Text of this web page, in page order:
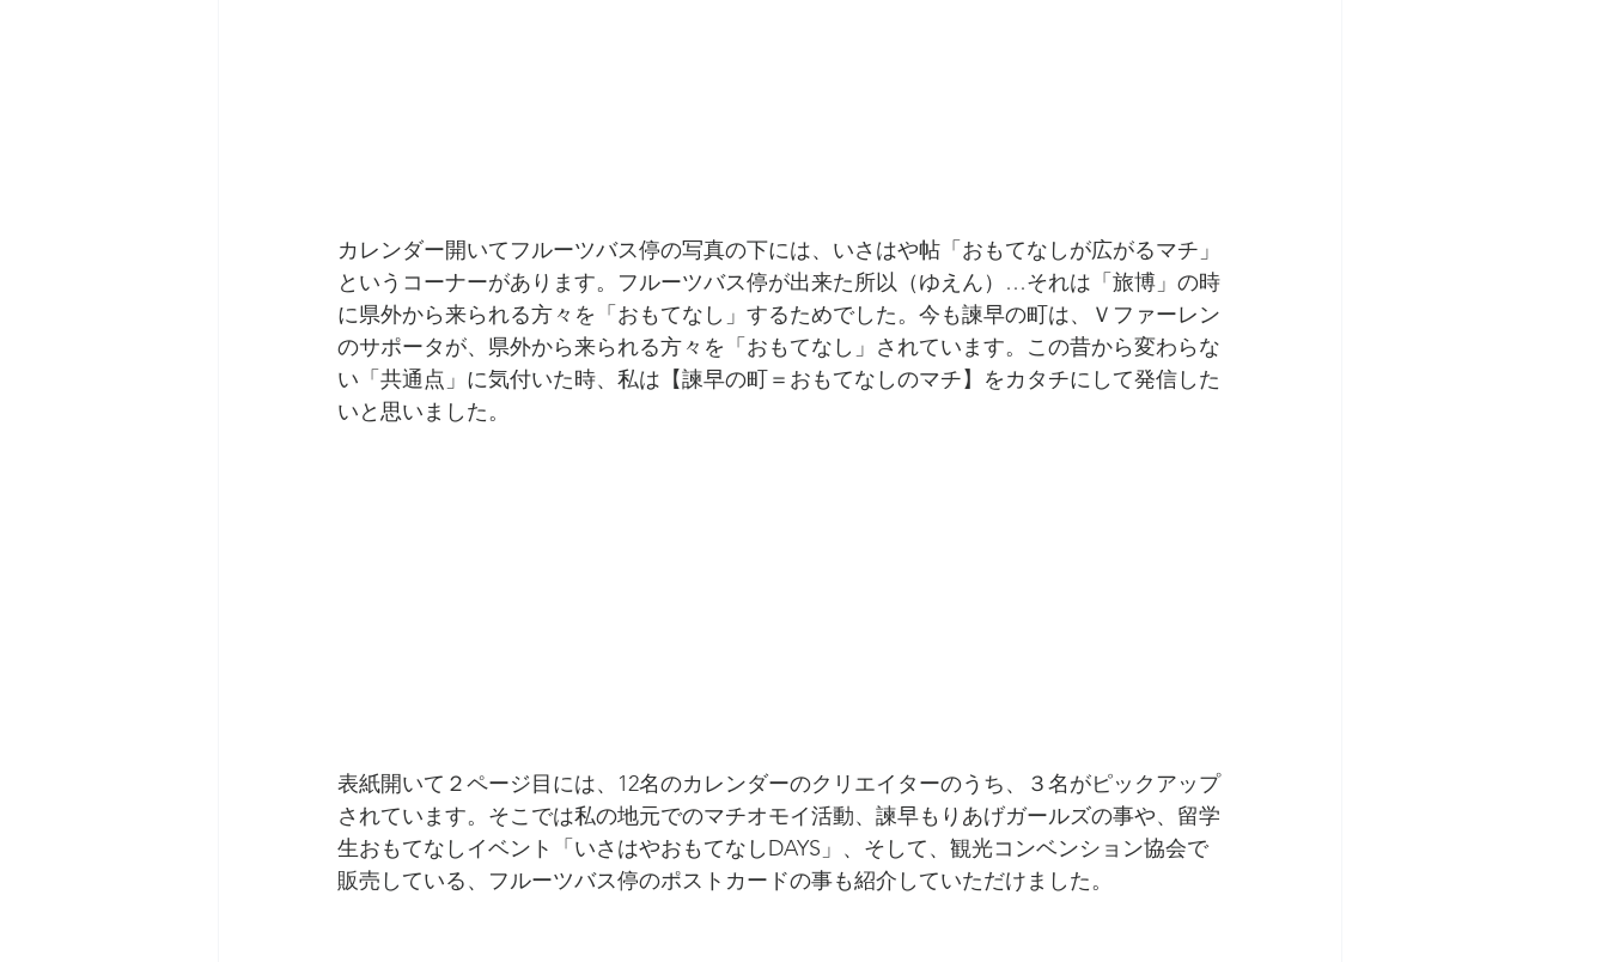
カレンダー開いてフルーツバス停の写真の下には、いさはや帖「おもてなしが広がるマチ」
というコーナーがあります。フルーツバス停が出来た所以（ゆえん）…それは「旅博」の時
に県外から来られる方々を「おもてなし」するためでした。今も諫早の町は、Ｖファーレン
のサポータが、県外から来られる方々を「おもてなし」されています。この昔から変わらな
い「共通点」に気付いた時、私は【諫早の町＝おもてなしのマチ】をカタチにして発信した
いと思いました。
表紙開いて２ページ目には、12名のカレンダーのクリエイターのうち、３名がピックアップ
されています。そこでは私の地元でのマチオモイ活動、諫早もりあげガールズの事や、留学
生おもてなしイベント「いさはやおもてなしDAYS」、そして、観光コンベンション協会で
販売している、フルーツバス停のポストカードの事も紹介していただけました。